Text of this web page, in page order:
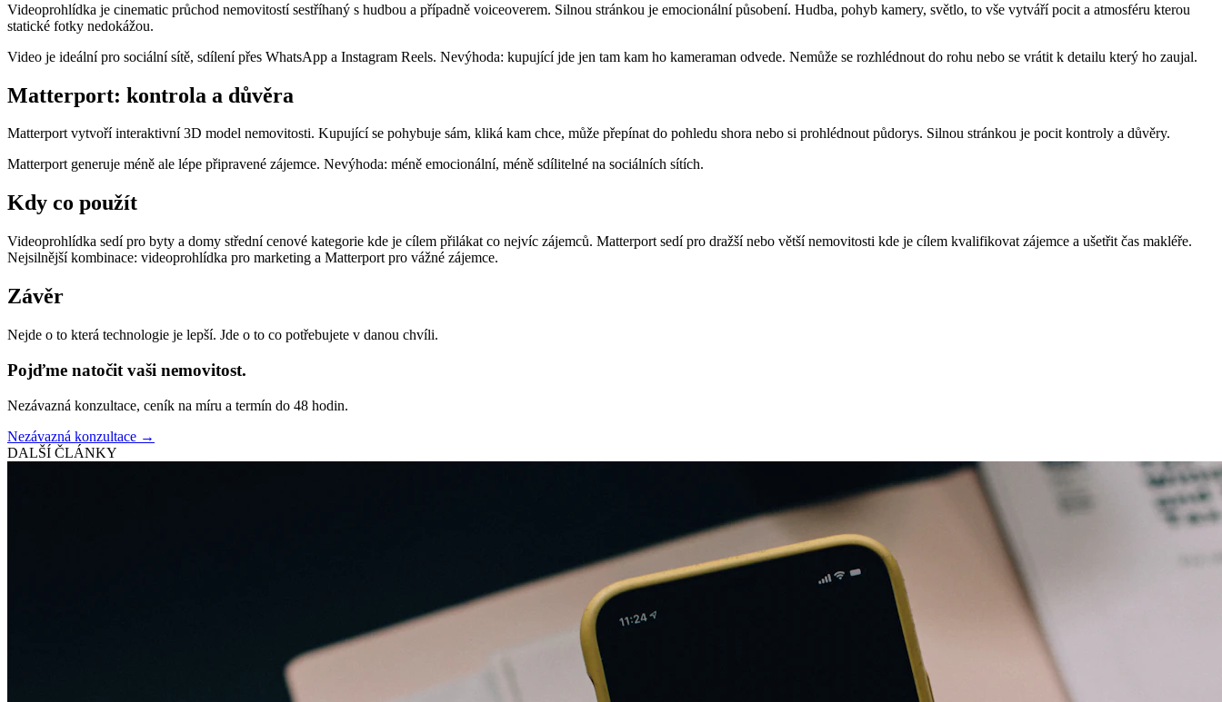
Videoprohlídka je cinematic průchod nemovitostí sestříhaný s hudbou a případně voiceoverem. Silnou stránkou je emocionální působení. Hudba, pohyb kamery, světlo, to vše vytváří pocit a atmosféru kterou
statické fotky nedokážou.
Video je ideální pro sociální sítě, sdílení přes WhatsApp a Instagram Reels. Nevýhoda: kupující jde jen tam kam ho kameraman odvede. Nemůže se rozhlédnout do rohu nebo se vrátit k detailu který ho zaujal.
Matterport: kontrola a důvěra
Matterport vytvoří interaktivní 3D model nemovitosti. Kupující se pohybuje sám, kliká kam chce, může přepínat do pohledu shora nebo si prohlédnout půdorys. Silnou stránkou je pocit kontroly a důvěry.
Matterport generuje méně ale lépe připravené zájemce. Nevýhoda: méně emocionální, méně sdílitelné na sociálních sítích.
Kdy co použít
Videoprohlídka sedí pro byty a domy střední cenové kategorie kde je cílem přilákat co nejvíc zájemců. Matterport sedí pro dražší nebo větší nemovitosti kde je cílem kvalifikovat zájemce a ušetřit čas makléře.
Nejsilnější kombinace: videoprohlídka pro marketing a Matterport pro vážné zájemce.
Závěr
Nejde o to která technologie je lepší. Jde o to co potřebujete v danou chvíli.
Pojďme natočit vaši nemovitost.
Nezávazná konzultace, ceník na míru a termín do 48 hodin.
Nezávazná konzultace →
DALŠÍ ČLÁNKY